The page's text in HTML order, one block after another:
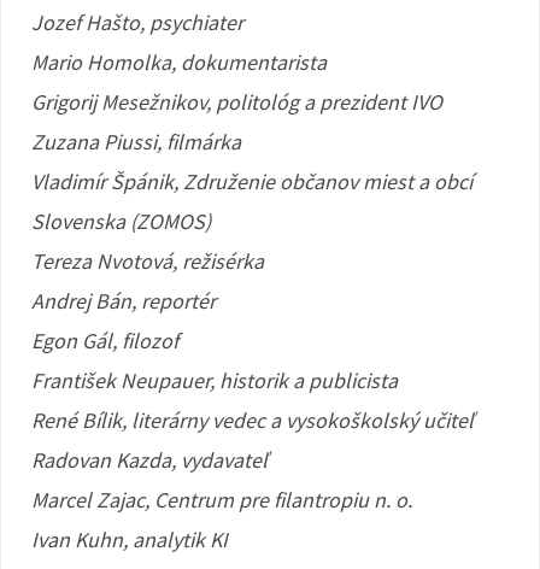
Jozef Hašto, psychiater
Mario Homolka, dokumentarista
Grigorij Mesežnikov, politológ a prezident IVO
Zuzana Piussi, filmárka
Vladimír Špánik, Združenie občanov miest a obcí
Slovenska (ZOMOS)
Tereza Nvotová, režisérka
Andrej Bán, reportér
Egon Gál, filozof
František Neupauer, historik a publicista
René Bílik, literárny vedec a vysokoškolský učiteľ
Radovan Kazda, vydavateľ
Marcel Zajac, Centrum pre filantropiu n. o.
Ivan Kuhn, analytik KI